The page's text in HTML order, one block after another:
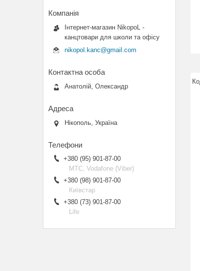
Інтернет-магазин NikopoL -
канцтовари для школи та офісу
nikopol.kanc@gmail.com
Анатолій, Олександр
Нікополь, Україна
+380 (95) 901-87-00
МТС, Vodafone (Viber)
+380 (98) 901-87-00
Київстар
+380 (73) 901-87-00
Life